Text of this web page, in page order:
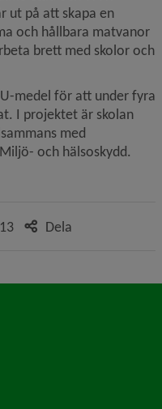
ut på att skapa en
och hållbara matvanor
brett med skolor och
medel för att under fyra
I projektet är skolan
med
och hälsoskydd.
Dela